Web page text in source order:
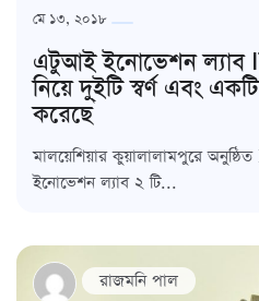
মে ১৩, ২০১৮
এটুআই ইনোভেশন ল্যাব
নিয়ে দু্ইটি স্বর্ণ এবং
করেছে
মালয়েশিয়ার কুয়ালালামপুরে
ইনোভেশন ল্যাব ২ টি...
রাজমনি পাল